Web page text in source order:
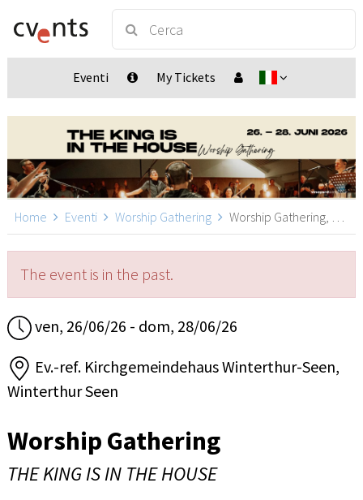
Eventi My Tickets
Home Eventi Worship Gathering Worship Gathering, Winterthur Seen
The event is in the past.
ven, 26/06/26 - dom, 28/06/26
Ev.-ref. Kirchgemeindehaus Winterthur-Seen,
Winterthur Seen
Worship Gathering
THE KING IS IN THE HOUSE